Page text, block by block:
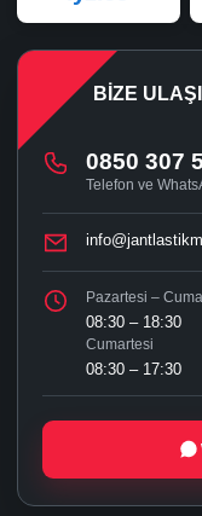
BIZE
0850 307
Telefon ve
Pazartesi – Cuma
08:30 – 18:30
Cumartesi
08:30 – 17:30